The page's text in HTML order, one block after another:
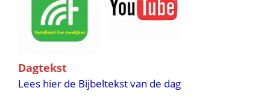
Dagtekst
Lees hier de Bijbeltekst van de dag